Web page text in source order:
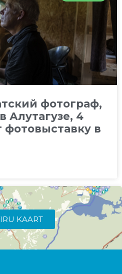
фотограф,
Алутагузе, 4
фотовыставку в
KAART